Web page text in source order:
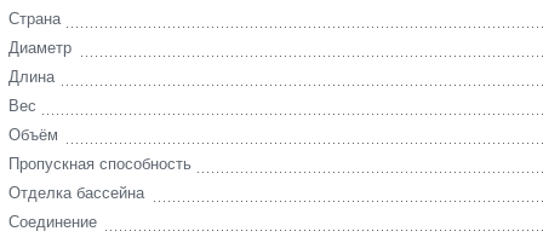
Страна
Диаметр
Длина
Вес
Объём
Пропускная способность
Отделка бассейна
Соединение